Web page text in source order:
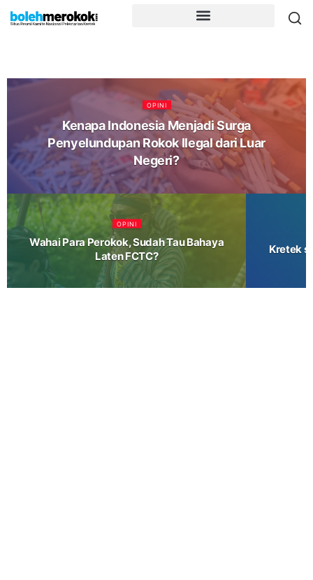
OPINI
Kenapa Indonesia Menjadi Surga
Penyelundupan Rokok Ilegal dari Luar
Negeri?
OPINI
Wahai Para Perokok, Sudah Tau Bahaya
Laten FCTC?
Kretek